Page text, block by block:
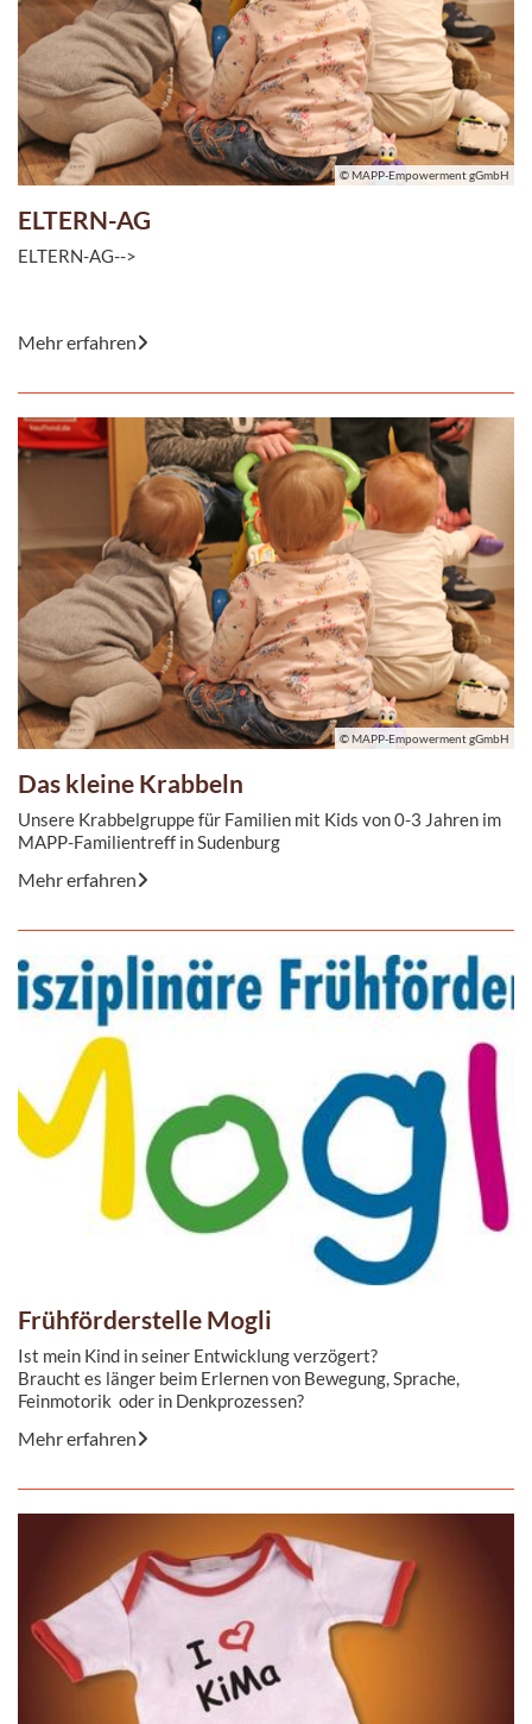
ELTERN-AG
ELTERN-AG-->
Das Leben mit Kindern gleicht einer Karussellfahrt: Es geht rauf
und runter. Töpfchen-Training, gesunde Ernährung ...
Mehr erfahren
© MAPP-Empowerment gGmbH
Das kleine Krabbeln
Unsere Krabbelgruppe für Familien mit Kids von 0-3 Jahren im
MAPP-Familientreff in Sudenburg
Mehr erfahren
© MAPP-Empowerment gGmbH
Frühförderstelle Mogli
Ist mein Kind in seiner Entwicklung verzögert?
Braucht es länger beim Erlernen von Bewegung, Sprache,
Feinmotorik oder in Denkprozessen?
Mehr erfahren